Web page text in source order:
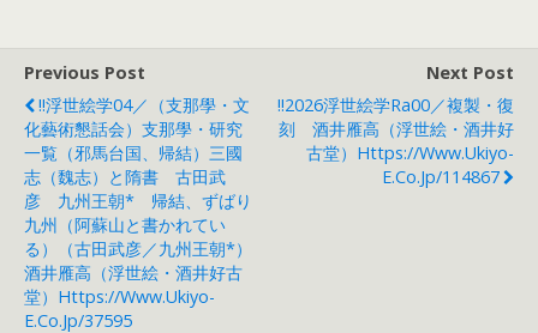
Previous Post
!!浮世絵学04／（支那學・文
化藝術懇話会）支那學・研究
一覧（邪馬台国、帰結）三國
志（魏志）と隋書 古田武
彦 九州王朝* 帰結、ずばり
九州（阿蘇山と書かれてい
る）（古田武彦／九州王朝*）
酒井雁高（浮世絵・酒井好古
堂）https://www.ukiyo-
E.co.jp/37595
Next Post
!!2026浮世絵学Ra00／複製・復
刻 酒井雁高（浮世絵・酒井好
古堂）https://www.ukiyo-
E.co.jp/114867